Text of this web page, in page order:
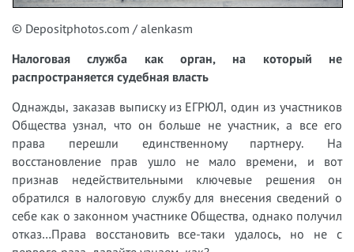
© Depositphotos.com / alenkasm
Налоговая служба как орган, на который не
распространяется судебная власть
Однажды, заказав выписку из ЕГРЮЛ, один из участников
Общества узнал, что он больше не участник, а все его
права перешли единственному партнеру. На
восстановление прав ушло не мало времени, и вот
признав недействительными ключевые решения он
обратился в налоговую службу для внесения сведений о
себе как о законном участнике Общества, однако получил
отказ…Права восстановить все-таки удалось, но не с